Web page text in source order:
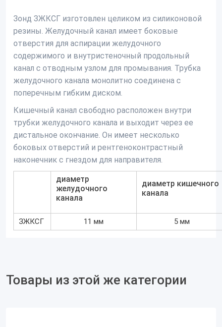
Зонд ЗЖКСГ изготовлен целиком из силиконовой
резины. Желудочный канал имеет боковые
отверстия для аспирации желудочного
содержимого и внутристеночный продольный
канал с отводным узлом для промывания. Трубка
желудочного канала монолитно соединена с
поперечным гибким диском.
Кишечный канал свободно расположен внутри
трубки желудочного канала и выходит через ее
дистальное окончание. Он имеет несколько
боковых отверстий и рентгеноконтрастный
наконечник с гнездом для направителя.
диаметр
желудочного
канала
диаметр кишечного
канала
ЗЖКСГ 11 мм 5 мм
Товары из этой же категории